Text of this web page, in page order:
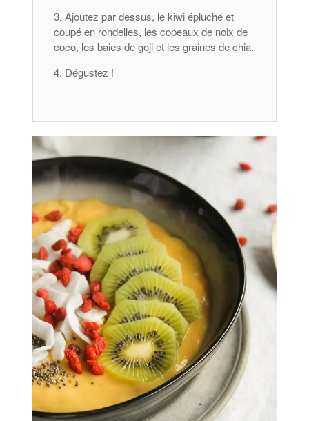
Ajoutez par dessus, le kiwi épluché et
coupé en rondelles, les copeaux de noix de
coco, les baies de goji et les graines de chia.
Dégustez !